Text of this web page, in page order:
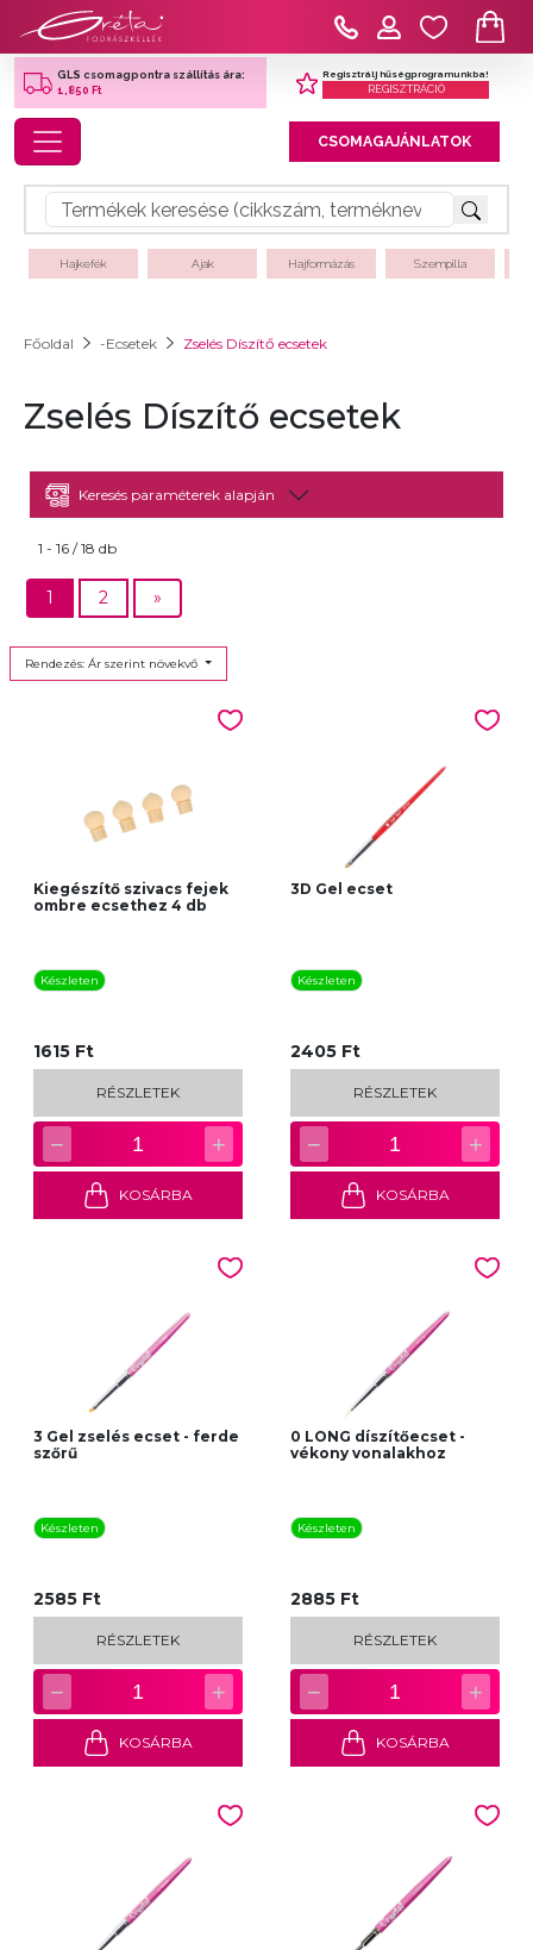
GLS csomagpontra szállítás ára:
1,850 Ft
Regisztrálj hűségprogramunkba!
REGISZTRÁCIÓ
Toggle navigation CSOMAGAJÁNLATOK
Hajkefék Ajak Hajformázás Szempilla
Főoldal -Ecsetek Zselés Díszítő ecsetek
Zselés Díszítő ecsetek
Keresés paraméterek alapján
1 - 16 / 18 db
1 2 »
Rendezés: Ár szerint növekvő
Kiegészítő szivacs fejek
ombre ecsethez 4 db
Készleten
1615 Ft
RÉSZLETEK
− 1 +
KOSÁRBA
3D Gel ecset
Készleten
2405 Ft
RÉSZLETEK
− 1 +
KOSÁRBA
3 Gel zselés ecset - ferde
szőrű
Készleten
2585 Ft
RÉSZLETEK
− 1 +
KOSÁRBA
0 LONG díszítőecset -
vékony vonalakhoz
Készleten
2885 Ft
RÉSZLETEK
− 1 +
KOSÁRBA